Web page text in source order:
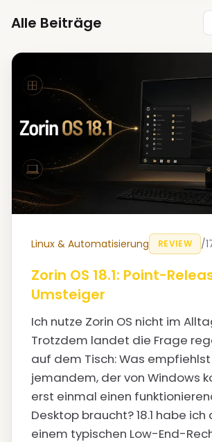
Alle Beiträge
Linux & Automatisierung REVIEW /
Zorin OS 18.1: Point-
Umsteiger
Ich nutze Zorin OS nicht im
Trotzdem landet die Frage
auf dem Tisch: Was
jemandem, der von Windows
erst einmal einen
Desktop braucht? 18.1 habe
einem typischen Low-End-